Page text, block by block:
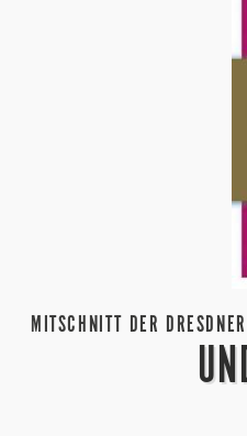
MITSCHNITT DER